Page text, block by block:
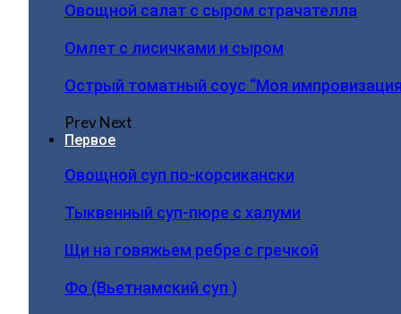
Овощной салат с сыром страчателла
Омлет с лисичками и сыром
Острый томатный соус “Моя
PrevNext
Первое
Овощной суп по-корсикански
Тыквенный суп-пюре с халуми
Щи на говяжьем ребре с гречкой
Фо (Вьетнамский суп )